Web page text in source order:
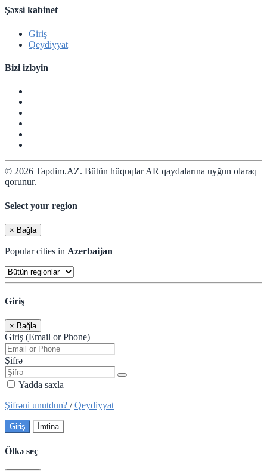
Şəxsi kabinet
Giriş
Qeydiyyat
Bizi izləyin
© 2026 Tapdim.AZ. Bütün hüquqlar AR qaydalarına uyğun olaraq
qorunur.
Select your region
× Bağla
Popular cities in Azerbaijan
Giriş
× Bağla
Giriş (Email or Phone)
Şifrə
Yadda saxla
Şifrəni unutdun? /Qeydiyyat
Giriş İmtina
Ölkə seç